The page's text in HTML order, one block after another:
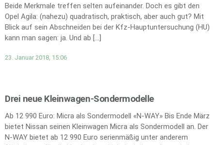
Beide Merkmale treffen selten aufeinander. Doch es gibt den
Opel Agila: (nahezu) quadratisch, praktisch, aber auch gut? Mit
Blick auf sein Abschneiden bei der Kfz-Hauptuntersuchung (HU)
kann man sagen: ja. Und ab […]
23. Januar 2018, 15:06
Drei neue Kleinwagen-Sondermodelle
Ab 12 990 Euro: Micra als Sondermodell «N-WAY» Bis Ende März
bietet Nissan seinen Kleinwagen Micra als Sondermodell an. Der
N-WAY bietet ab 12 990 Euro serienmäßig unter anderem